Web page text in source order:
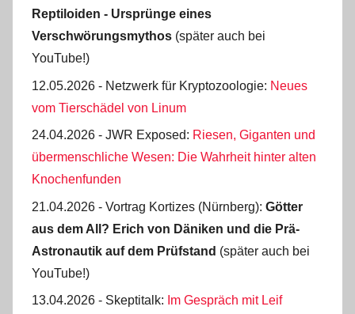
Reptiloiden - Ursprünge eines
Verschwörungsmythos (später auch bei
YouTube!)
12.05.2026 - Netzwerk für Kryptozoologie: Neues
vom Tierschädel von Linum
24.04.2026 - JWR Exposed: Riesen, Giganten und
übermenschliche Wesen: Die Wahrheit hinter alten
Knochenfunden
21.04.2026 - Vortrag Kortizes (Nürnberg): Götter
aus dem All? Erich von Däniken und die Prä-
Astro­nautik auf dem Prüf­stand (später auch bei
YouTube!)
13.04.2026 - Skeptitalk: Im Gespräch mit Leif